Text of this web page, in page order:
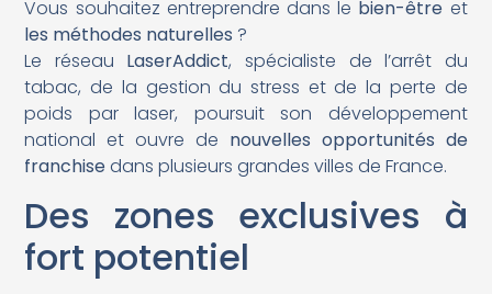
Vous souhaitez entreprendre dans le bien-être et
les méthodes naturelles ?
Le réseau LaserAddict, spécialiste de l’arrêt du
tabac, de la gestion du stress et de la perte de
poids par laser, poursuit son développement
national et ouvre de nouvelles opportunités de
franchisedans plusieurs grandes villes de France.
Des zones exclusives à
fort potentiel